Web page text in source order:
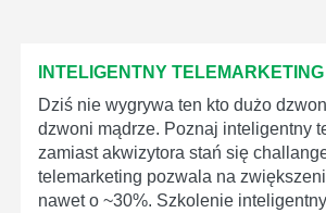
INTELIGENTNY TELEMARKETING
Dziś nie wygrywa ten kto dużo
dzwoni mądrze. Poznaj inteligentny
zamiast akwizytora stań się
telemarketing pozwala na
nawet o ~30%. Szkolenie